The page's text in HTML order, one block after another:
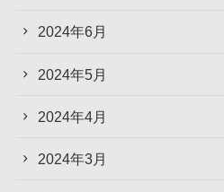
2024年6月
2024年5月
2024年4月
2024年3月